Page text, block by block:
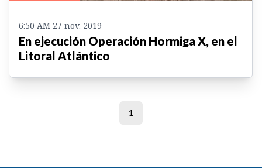
6:50 AM 27 nov. 2019
En ejecución Operación Hormiga X, en el
Litoral Atlántico
1